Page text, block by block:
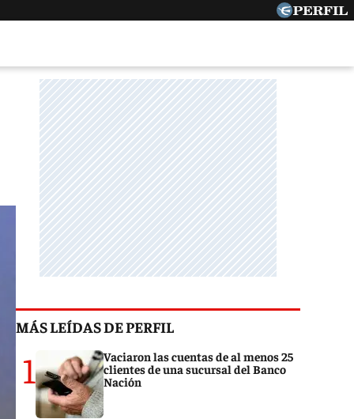
MÁS LEÍDAS DE PERFIL
1
Vaciaron las cuentas de al menos 25
clientes de una sucursal del Banco
Nación